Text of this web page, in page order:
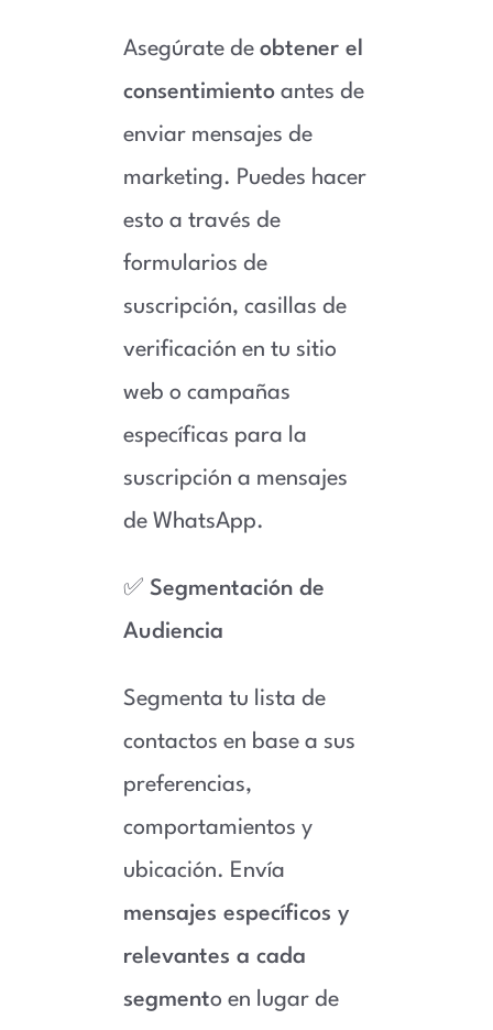
Asegúrate de obtener el
consentimiento antes de
enviar mensajes de
marketing. Puedes hacer
esto a través de
formularios de
suscripción, casillas de
verificación en tu sitio
web o campañas
específicas para la
suscripción a mensajes
de WhatsApp.
✅ Segmentación de
Audiencia
Segmenta tu lista de
contactos en base a sus
preferencias,
comportamientos y
ubicación. Envía
mensajes específicos y
relevantes a cada
segmento en lugar de